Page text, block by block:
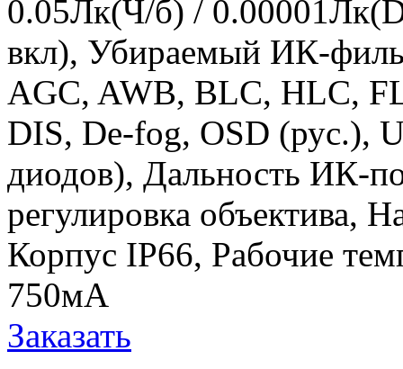
0.05Лк(Ч/б) /
вкл), Убираемый ИК-
AGC, AWB, BLC, HLC,
DIS, De-fog, OSD (рус.),
диодов), Дальность ИК-
регулировка объектива,
Корпус IP66, Рабочие
750мА
Заказать